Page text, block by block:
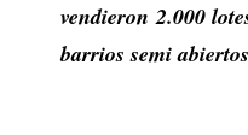
vendieron 2.000
barrios semi